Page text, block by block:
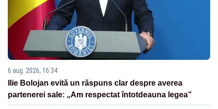
6 aug. 2026, 16:34
Ilie Bolojan evită un răspuns clar despre averea
partenerei sale: „Am respectat întotdeauna legea”